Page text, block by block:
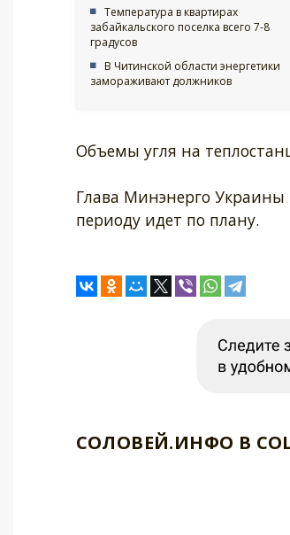
Температура в квартирах
забайкальского поселка всего 7-8
градусов
В Читинской области энергетики
замораживают должников
Объемы угля на
Глава Минэнерго Украины
периоду идет по плану.
СОЛОВЕЙ.ИНФО В